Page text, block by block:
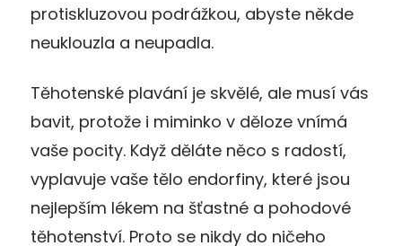
protiskluzovou podrážkou, abyste někde
neuklouzla a neupadla.
Těhotenské plavání je skvělé, ale musí vás
bavit, protože i miminko v děloze vnímá
vaše pocity. Když děláte něco s radostí,
vyplavuje vaše tělo endorfiny, které jsou
nejlepším lékem na šťastné a pohodové
těhotenství. Proto se nikdy do ničeho